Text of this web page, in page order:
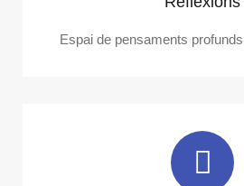
Espai de pensaments